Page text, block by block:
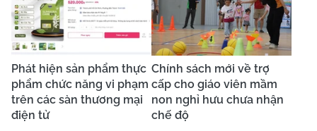
Phát hiện sản phẩm thực
phẩm chức năng vi phạm
trên các sàn thương mại
điện tử
Chính sách mới về trợ
cấp cho giáo viên mầm
non nghỉ hưu chưa nhận
chế độ